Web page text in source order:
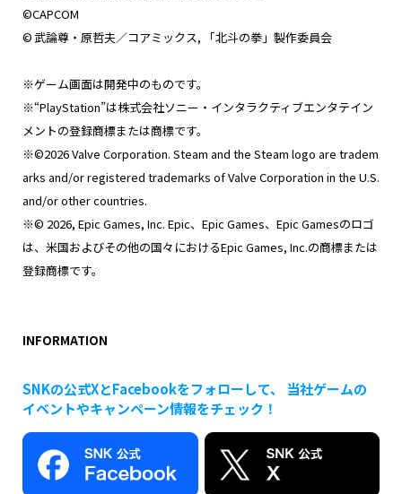
©CAPCOM
© 武論尊・原哲夫／コアミックス, 「北斗の拳」製作委員会
※ゲーム画面は開発中のものです。
※“PlayStation”は株式会社ソニー・インタラクティブエンタテイン
メントの登録商標または商標です。
※©2026 Valve Corporation. Steam and the Steam logo are tradem
arks and/or registered trademarks of Valve Corporation in the U.S.
and/or other countries.
※© 2026, Epic Games, Inc. Epic、Epic Games、Epic Gamesのロゴ
は、米国およびその他の国々におけるEpic Games, Inc.の商標または
登録商標です。
INFORMATION
SNKの公式XとFacebookをフォローして、 当社ゲームの
イベントやキャンペーン情報をチェック！